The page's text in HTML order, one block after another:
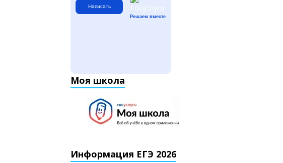
Написать
Решаем вместе
Моя школа
Информация ЕГЭ 2026